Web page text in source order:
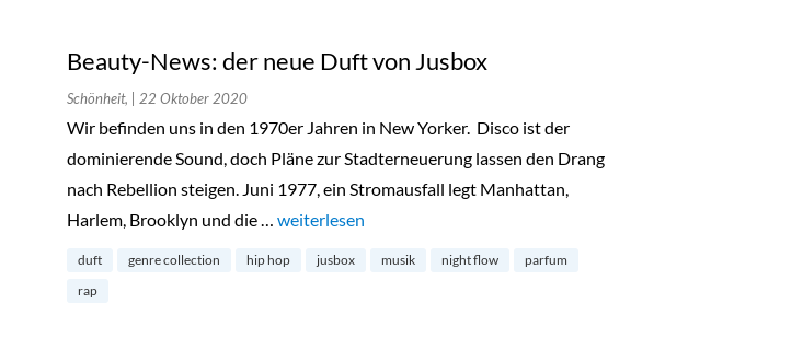
Beauty-News: der neue Duft von Jusbox
Schönheit, | 22 Oktober 2020
Wir befinden uns in den 1970er Jahren in New Yorker. Disco ist der
dominierende Sound, doch Pläne zur Stadterneuerung lassen den Drang
nach Rebellion steigen. Juni 1977, ein Stromausfall legt Manhattan,
Harlem, Brooklyn und die … „Beauty-News: der neue Duft von Jusbox“
weiterlesen
duft genre collection hip hop jusbox musik night flow
parfum
rap